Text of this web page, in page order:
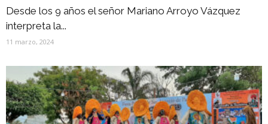
Desde los 9 años el señor Mariano Arroyo Vázquez
interpreta la...
11 marzo, 2024